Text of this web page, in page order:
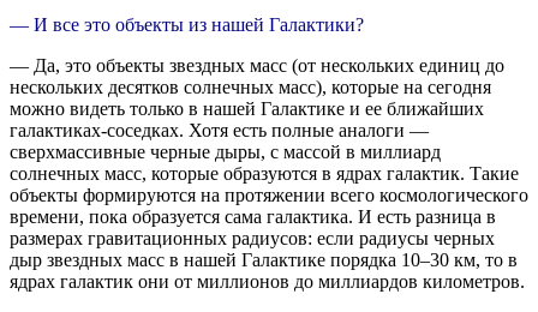
— И все это объекты из нашей Галактики?
— Да, это объекты звездных масс (от нескольких единиц до
нескольких десятков солнечных масс), которые на сегодня
можно видеть только в нашей Галактике и ее ближайших
галактиках-соседках. Хотя есть полные аналоги —
сверхмассивные черные дыры, с массой в миллиард
солнечных масс, которые образуются в ядрах галактик. Такие
объекты формируются на протяжении всего космологического
времени, пока образуется сама галактика. И есть разница в
размерах гравитационных радиусов: если радиусы черных
дыр звездных масс в нашей Галактике порядка 10–30 км, то в
ядрах галактик они от миллионов до миллиардов километров.